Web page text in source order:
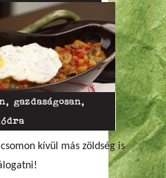
gazdaságosan,
kívül más zöldség is